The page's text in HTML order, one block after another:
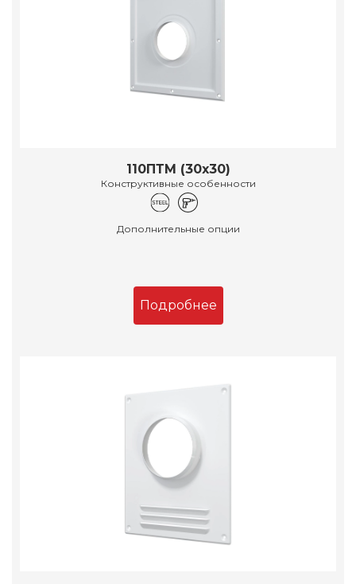
110ПТМ (30х30)
Конструктивные особенности
Дополнительные опции
Подробнее